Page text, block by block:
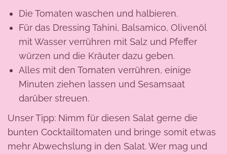
Die Tomaten waschen und halbieren.
Für das Dressing Tahini, Balsamico, Olivenöl
mit Wasser verrühren mit Salz und Pfeffer
würzen und die Kräuter dazu geben.
Alles mit den Tomaten verrühren, einige
Minuten ziehen lassen und Sesamsaat
darüber streuen.
Unser Tipp: Nimm für diesen Salat gerne die
bunten Cocktailtomaten und bringe somit etwas
mehr Abwechslung in den Salat. Wer mag und